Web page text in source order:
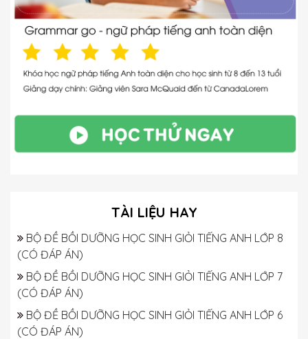
TÀI LIỆU HAY
BỘ ĐỀ BỒI DƯỠNG HỌC SINH GIỎI TIẾNG ANH LỚP 8
(CÓ ĐÁP ÁN)
BỘ ĐỀ BỒI DƯỠNG HỌC SINH GIỎI TIẾNG ANH LỚP 7
(CÓ ĐÁP ÁN)
BỘ ĐỀ BỒI DƯỠNG HỌC SINH GIỎI TIẾNG ANH LỚP 6
(CÓ ĐÁP ÁN)